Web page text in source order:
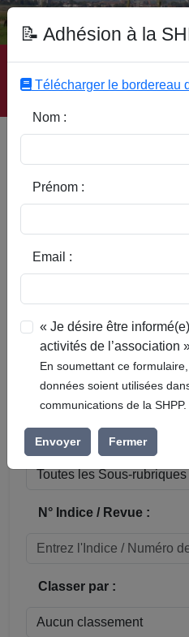
Accueil | Site SHPP |
Sous-Rubriques | Mots-
Sous-rubrique /
N° Indice / Revue :
Classer par :
📝 Adhésion à la
Télécharger le bordereau
Nom :
Prénom :
Email :
« Je désire être
activités de l’association
En soumettant ce
données soient utilisées
communications de la SHPP.
Envoyer Fermer